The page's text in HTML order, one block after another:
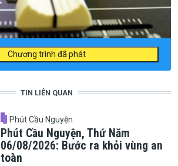
Chương trình đã phát
TIN LIÊN QUAN
Phút Cầu Nguyện
Phút Cầu Nguyện, Thứ Năm
06/08/2026: Bước ra khỏi vùng an
toàn